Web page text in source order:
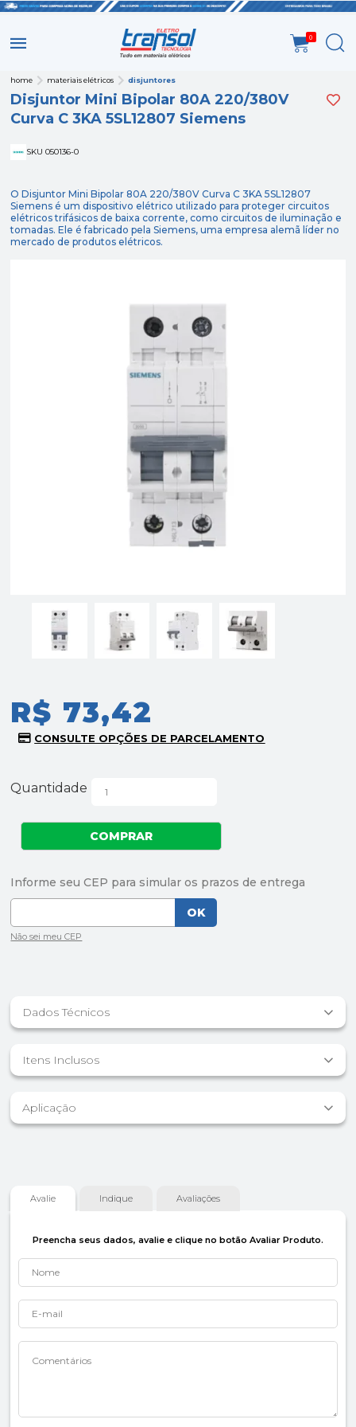
0
home materiais elétricos disjuntores
Disjuntor Mini Bipolar 80A 220/380V
Curva C 3KA 5SL12807 Siemens
SKU 050136-0
O Disjuntor Mini Bipolar 80A 220/380V Curva C 3KA 5SL12807
Siemens é um dispositivo elétrico utilizado para proteger circuitos
elétricos trifásicos de baixa corrente, como circuitos de iluminação e
tomadas. Ele é fabricado pela Siemens, uma empresa alemã líder no
mercado de produtos elétricos.
R$ 73,42
Quantidade
Dados Técnicos
Itens Inclusos
Aplicação
Avalie Indique Avaliações
Preencha seus dados, avalie e clique no botão Avaliar Produto.